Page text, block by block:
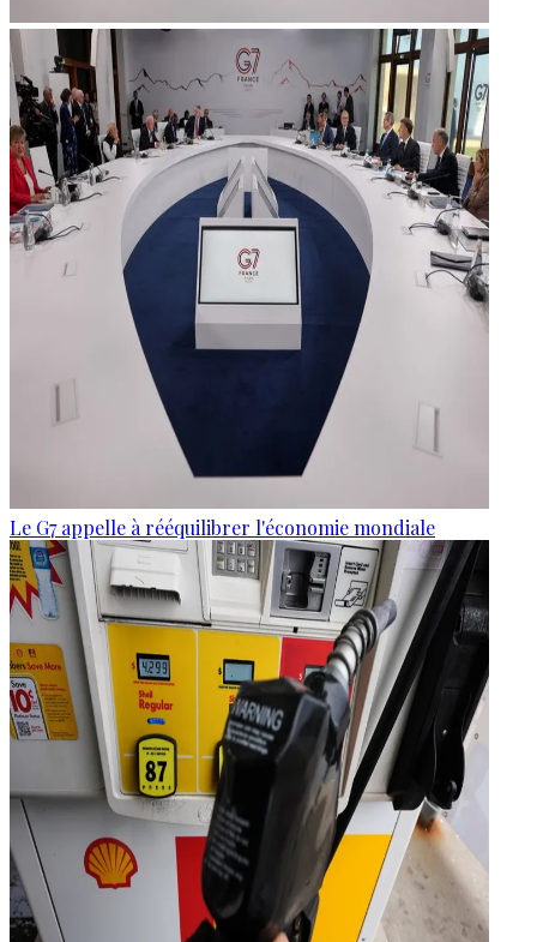
Le G7 appelle à rééquilibrer l'économie mondiale